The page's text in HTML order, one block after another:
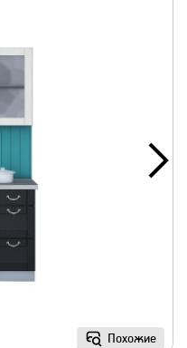
Похожие